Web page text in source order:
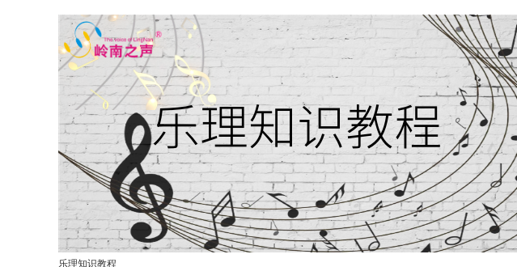
乐理知识教程